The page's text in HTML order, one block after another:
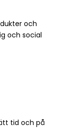
och
och social
tid och på